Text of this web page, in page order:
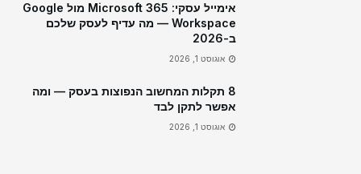
אימייל עסקי: Microsoft 365 מול Google
Workspace — מה עדיף לעסק שלכם
ב-2026
אוגוסט 1, 2026
8 תקלות המחשוב הנפוצות בעסק — ומה
אפשר לתקן לבד
אוגוסט 1, 2026